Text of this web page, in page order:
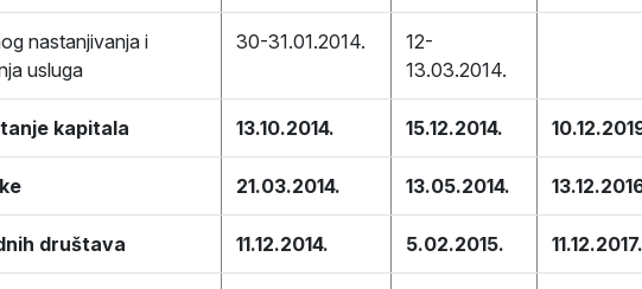
nastanjivanja i
usluga
30-31.01.2014.
12-
13.03.2014.
kapitala 13.10.2014. 15.12.2014.
21.03.2014. 13.05.2014.
društava 11.12.2014. 5.02.2015. 11.12.2017.